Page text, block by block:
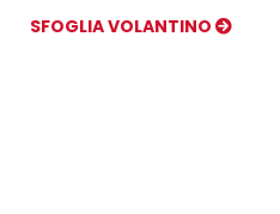
SFOGLIA VOLANTINO